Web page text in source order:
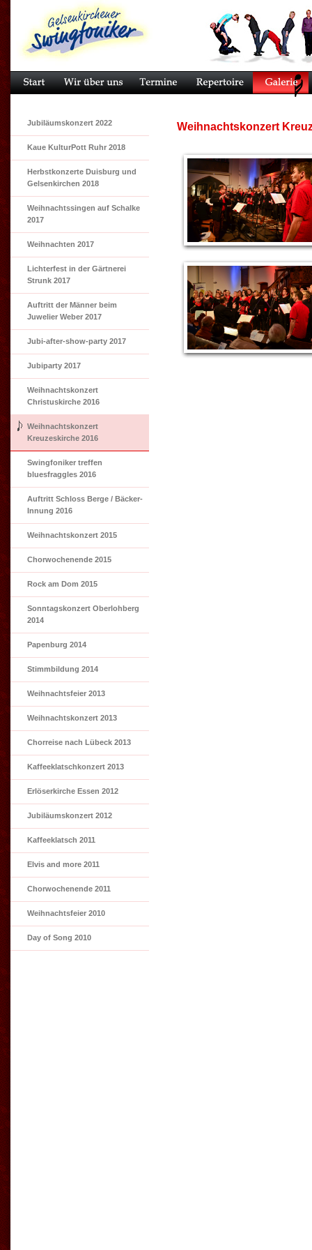
Jubiläumskonzert 2022
Kaue KulturPott Ruhr 2018
Herbstkonzerte Duisburg und
Gelsenkirchen 2018
Weihnachtssingen auf Schalke
2017
Weihnachten 2017
Lichterfest in der Gärtnerei
Strunk 2017
Auftritt der Männer beim
Juwelier Weber 2017
Jubi-after-show-party 2017
Jubiparty 2017
Weihnachtskonzert
Christuskirche 2016
Weihnachtskonzert
Kreuzeskirche 2016
Swingfoniker treffen
bluesfraggles 2016
Auftritt Schloss Berge / Bäcker-
Innung 2016
Weihnachtskonzert 2015
Chorwochenende 2015
Rock am Dom 2015
Sonntagskonzert Oberlohberg
2014
Papenburg 2014
Stimmbildung 2014
Weihnachtsfeier 2013
Weihnachtskonzert 2013
Chorreise nach Lübeck 2013
Kaffeeklatschkonzert 2013
Erlöserkirche Essen 2012
Jubiläumskonzert 2012
Kaffeeklatsch 2011
Elvis and more 2011
Chorwochenende 2011
Weihnachtsfeier 2010
Day of Song 2010
Weihnachtskonzert